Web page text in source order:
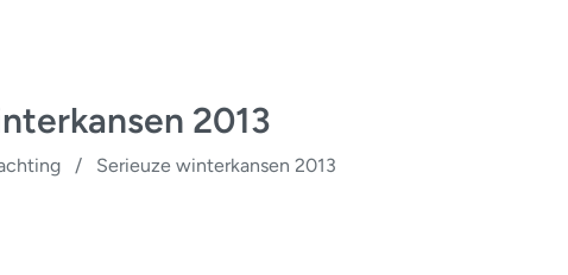
2013
/ Serieuze winterkansen 2013